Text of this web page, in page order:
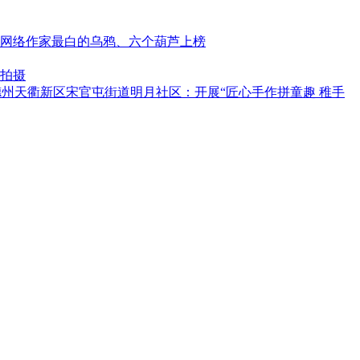
络作家最白的乌鸦、六个葫芦上榜
摄
州天衢新区宋官屯街道明月社区：开展“匠心手作拼童趣 稚手